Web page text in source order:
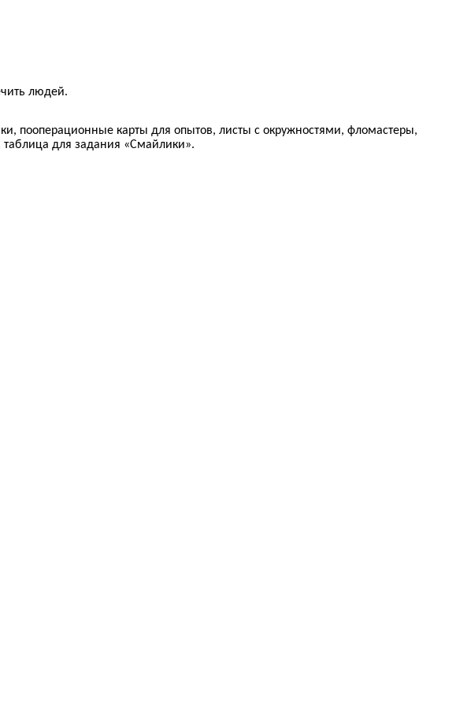
людей.
пооперационные карты для опытов, листы с окружностями, фломастеры,
таблица для задания «Смайлики».